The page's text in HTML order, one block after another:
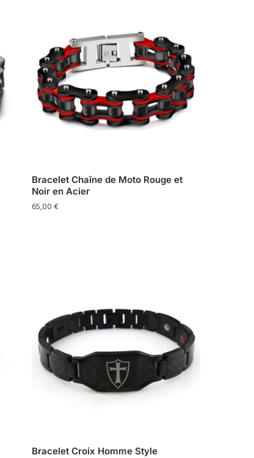
Bracelet Chaîne de Moto Rouge et
Noir en Acier
65,00€
Bracelet Croix Homme Style